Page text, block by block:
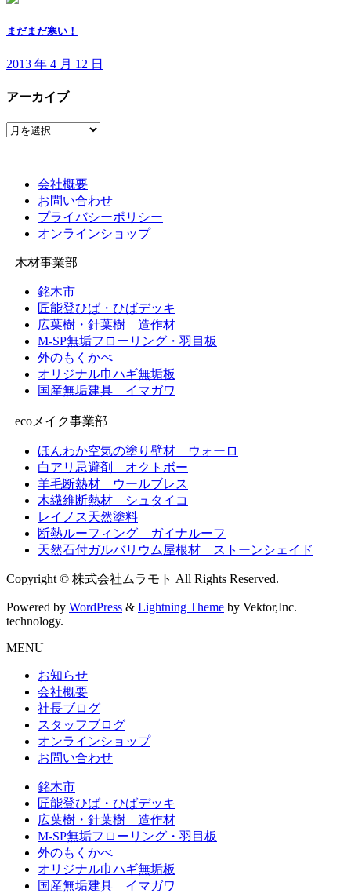
まだまだ寒い！
2013 年 4 月 12 日
アーカイブ
ア
会社概要
お問い合わせ
プライバシーポリシー
オンラインショップ
木材事業部
銘木市
匠能登ひば・ひばデッキ
広葉樹・針葉樹 造作材
M-SP無垢フローリング・羽目板
外のもくかべ
オリジナル巾ハギ無垢板
国産無垢建具 イマガワ
ecoメイク事業部
ほんわか空気の塗り壁材 ウォーロ
白アリ忌避剤 オクトボー
羊毛断熱材 ウールブレス
木繊維断熱材 シュタイコ
レイノス天然塗料
断熱ルーフィング ガイナルーフ
天然石付ガルバリウム屋根材 ストーンシェイド
Copyright © 株式会社ムラモト All Rights Reserved.
Powered by WordPress & Lightning Theme by Vektor,Inc.
technology.
MENU
お知らせ
会社概要
社長ブログ
スタッフブログ
オンラインショップ
お問い合わせ
銘木市
匠能登ひば・ひばデッキ
広葉樹・針葉樹 造作材
M-SP無垢フローリング・羽目板
外のもくかべ
オリジナル巾ハギ無垢板
国産無垢建具 イマガワ